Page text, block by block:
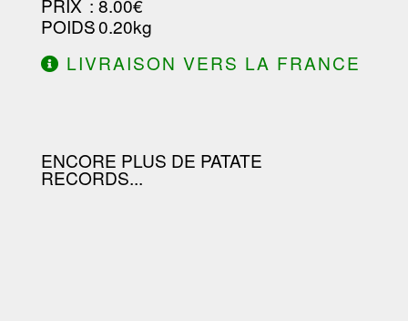
PRIX : 8.00€
POIDS: 0.20kg
LIVRAISON VERS LA FRANCE
ENCORE PLUS DE PATATE
RECORDS...